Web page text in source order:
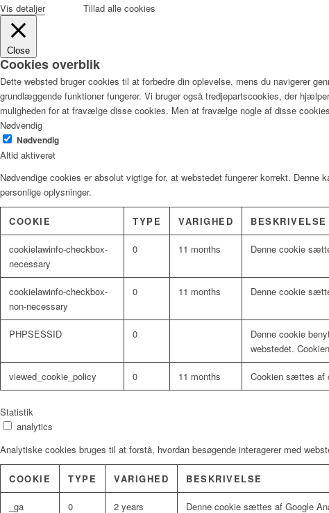
Vis detaljer
Tillad alle cookies
Close
Cookies overblik
Dette websted bruger cookies til at forbedre din oplevelse, mens du navigerer
grundlæggende funktioner fungerer. Vi bruger også tredjepartscookies, der
muligheden for at fravælge disse cookies. Men at fravælge nogle af disse
Nødvendig
Nødvendig
Altid aktiveret
Nødvendige cookies er absolut vigtige for, at webstedet fungerer korrekt.
personlige oplysninger.
COOKIE TYPE VARIGHED BESKRIVELSE
cookielawinfo-checkbox-
necessary
0 11 months Denne cookie
cookielawinfo-checkbox-
non-necessary
0 11 months Denne cookie
PHPSESSID 0
Denne cookie
webstedet.
viewed_cookie_policy 0 11 months Cookien sættes af
Statistik
analytics
Analytiske cookies bruges til at forstå, hvordan besøgende interagerer med
COOKIE TYPE VARIGHED BESKRIVELSE
_ga 0 2 years Denne cookie sættes af Google